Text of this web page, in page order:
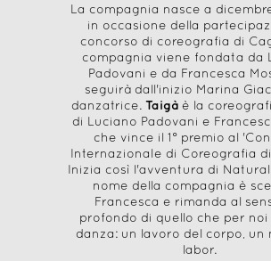
La compagnia nasce a
in occasione della
concorso di coreografia di
compagnia viene fondata da
Padovani e da Francesca
seguirà dall'inizio Marina
danzatrice. Taigàè la
di Luciano Padovani e
che vince il 1° premio al
Internazionale di Coreografia
Inizia così l'avventura di
nome della compagnia è
Francesca e rimanda al
profondo di quello che per noi
danza: un lavoro del corpo, un
labor.